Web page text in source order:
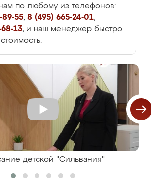
по любому из телефонов:
55, 8 (495) 665-24-01,
13, и наш менеджер быстро
детской "Сильвания"